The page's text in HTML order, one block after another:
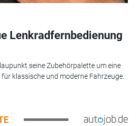
Lenkradfernbedienung
seine Zubehörpalette um eine
klassische und moderne Fahrzeuge.